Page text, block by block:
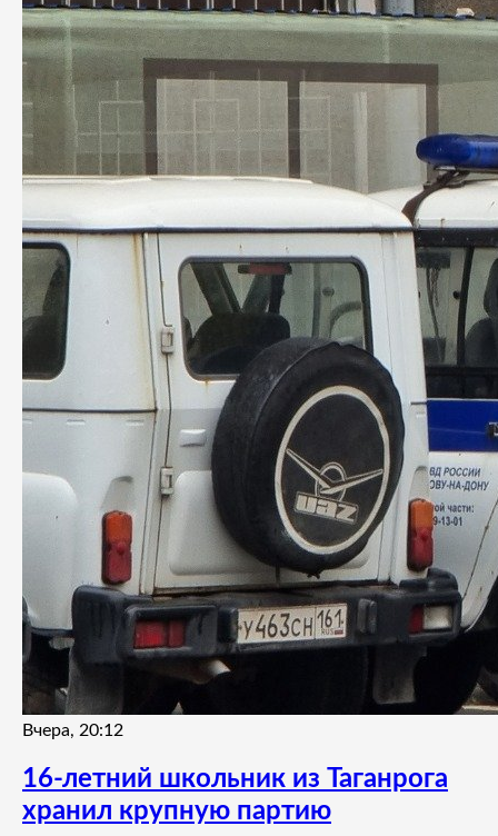
Вчера, 20:12
16-летний школьник из Таганрога
хранил крупную партию